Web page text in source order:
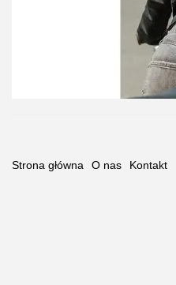
Strona główna O nas Kontakt